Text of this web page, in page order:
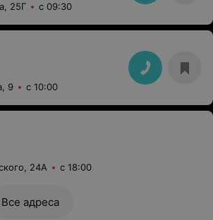
25Г с 09:30
9 с 10:00
24А с 18:00
Все адреса